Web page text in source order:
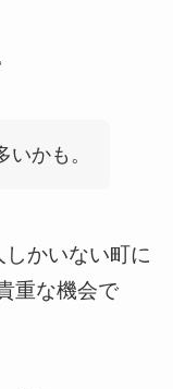
かも。
かいない町に
重な機会で